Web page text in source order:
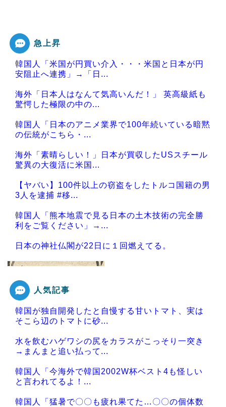
急上昇
韓国人「米国が円買い介入・・・米国と日本が円
安阻止へ連携」→「日...
海外「日本人はなんて気高いんだ！」 英高級紙も
驚愕した極限の中の...
韓国人「日本のアニメ業界で100年続いている暗黙
の伝統がこちら・...
海外「素晴らしい！」日本が買収したUSスチール
驚異の大復活に米国...
【ヤバい】100件以上の窃盗をしたトルコ国籍の男
3人を逮捕 #移...
韓国人「熊本地震で見る日本の土木技術の完全勝
利をご覧ください」→...
日本の神社仏閣が22日に１回燃えてる。
Powered by livedoor 相互RSS
人気記事
韓国が独自開発したと自慢する甘いトマト、実は
そこら辺のトマトに砂...
水を飲むハゲワシの尻をカラスがこっそり一突き
→まんまと追い払って...
韓国人「今海外で韓国2002W杯ベスト4も怪しい
と言われてるよ！...
韓国人「猛暑で〇〇も疲れ果てた…〇〇の個体数